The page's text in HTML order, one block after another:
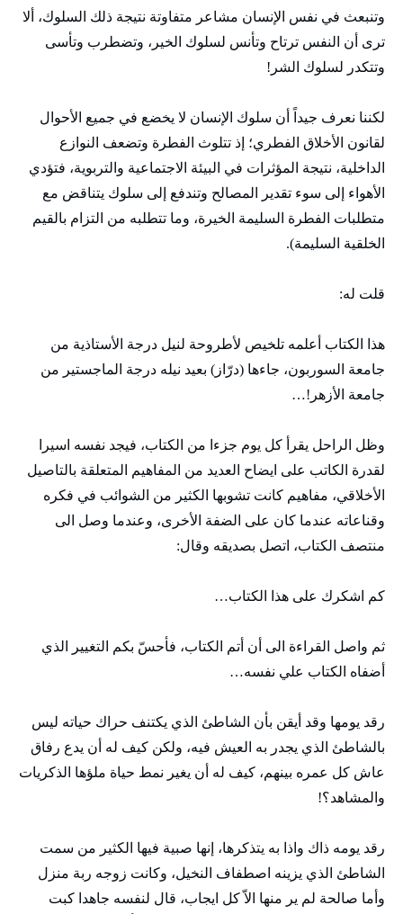
وتنبعث في نفس الإنسان مشاعر متفاوتة نتيجة ذلك السلوك، ألا
ترى أن النفس ترتاح وتأنس لسلوك الخير، وتضطرب وتأسى
وتتكدر لسلوك الشر!
لكننا نعرف جيداً أن سلوك الإنسان لا يخضع في جميع الأحوال
لقانون الأخلاق الفطري؛ إذ تتلوث الفطرة وتضعف النوازع
الداخلية، نتيجة المؤثرات في البيئة الاجتماعية والتربوية، فتؤدي
الأهواء إلى سوء تقدير المصالح وتندفع إلى سلوك يتناقض مع
متطلبات الفطرة السليمة الخيرة، وما تتطلبه من التزام بالقيم
الخلقية السليمة).
قلت له:
هذا الكتاب أعلمه تلخيص لأطروحة لنيل درجة الأستاذية من
جامعة السوربون، جاءها (درّاز) بعيد نيله درجة الماجستير من
جامعة الأزهر!…
وظل الراحل يقرأ كل يوم جزءا من الكتاب، فيجد نفسه اسيرا
لقدرة الكاتب على ايضاح العديد من المفاهيم المتعلقة بالتاصيل
الأخلاقي، مفاهيم كانت تشوبها الكثير من الشوائب في فكره
وقناعاته عندما كان على الضفة الأخرى، وعندما وصل الى
منتصف الكتاب، اتصل بصديقه وقال:
كم اشكرك على هذا الكتاب…
ثم واصل القراءة الى أن أتم الكتاب، فأحسّ بكم التغيير الذي
أضفاه الكتاب علي نفسه…
رقد يومها وقد أيقن بأن الشاطئ الذي يكتنف حراك حياته ليس
بالشاطئ الذي يجدر به العيش فيه، ولكن كيف له أن يدع رفاق
عاش كل عمره بينهم، كيف له أن يغير نمط حياة ملؤها الذكريات
والمشاهد؟!
رقد يومه ذاك واذا به يتذكرها، إنها صبية فيها الكثير من سمت
الشاطئ الذي يزينه اصطفاف النخيل، وكانت زوجه ربة منزل
وأما صالحة لم ير منها الاّ كل ايجاب، قال لنفسه جاهدا كبت